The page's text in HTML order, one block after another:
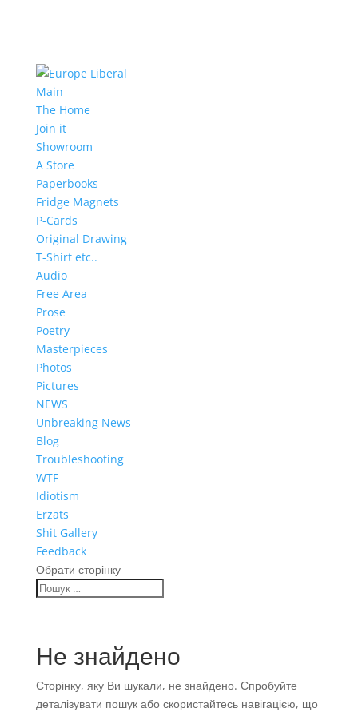
Main
The Home
Join it
Showroom
A Store
Paperbooks
Fridge Magnets
P-Cards
Original Drawing
T-Shirt etc..
Audio
Free Area
Prose
Poetry
Masterpieces
Photos
Pictures
NEWS
Unbreaking News
Blog
Troubleshooting
WTF
Idiotism
Erzats
Shit Gallery
Feedback
Обрати сторінку
Не знайдено
Сторінку, яку Ви шукали, не знайдено. Спробуйте
деталізувати пошук або скористайтесь навігацією, що